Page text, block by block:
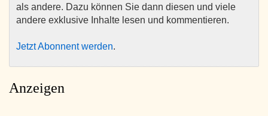
als andere. Dazu können Sie dann diesen und viele
andere exklusive Inhalte lesen und kommentieren.
Jetzt Abonnent werden.
Anzeigen